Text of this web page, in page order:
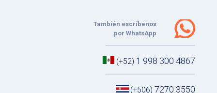
También escríbenos
por WhatsApp
(+52) 1 998 300 4867
(+506) 7270 3550